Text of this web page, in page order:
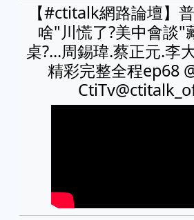
【#ctitalk網路論壇】
啥"川慌了?美中會談"
桌?...周錫瑋.蔡正元.李
精彩完整全程ep68